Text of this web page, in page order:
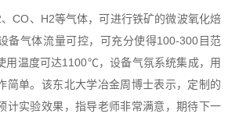
CO、H2等气体，可进行铁矿的微波氧化焙
备气体流量可控，可充分使得100-300目范
用温度可达1100℃，设备气氛系统集成，用
简单。该东北大学冶金周博士表示，定制的
计实验效果，指导老师非常满意，期待下一